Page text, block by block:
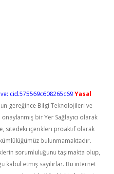
Yasal
gereğince Bilgi Teknolojileri ve
bir Yer Sağlayıcı olarak
sitedeki içerikleri proaktif olarak
bulunmamaktadır.
sorumluluğunu taşımakta olup,
kabul etmiş sayılırlar. Bu internet